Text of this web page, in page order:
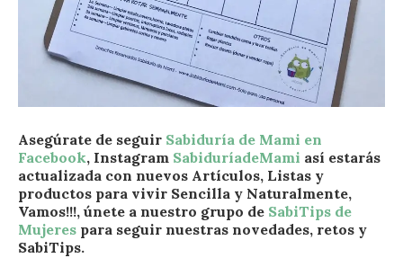
Asegúrate de seguir Sabiduría de Mami en
Facebook, Instagram SabiduríadeMami así estarás
actualizada con nuevos Artículos, Listas y
productos para vivir Sencilla y Naturalmente,
Vamos!!!, únete a nuestro grupo de SabiTips de
Mujeres para seguir nuestras novedades, retos y
SabiTips.